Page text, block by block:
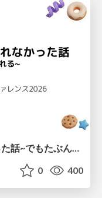
若手としての正解を得られなかった話~でもたぶん生きのこれる~
0 400